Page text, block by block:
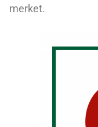
merket.